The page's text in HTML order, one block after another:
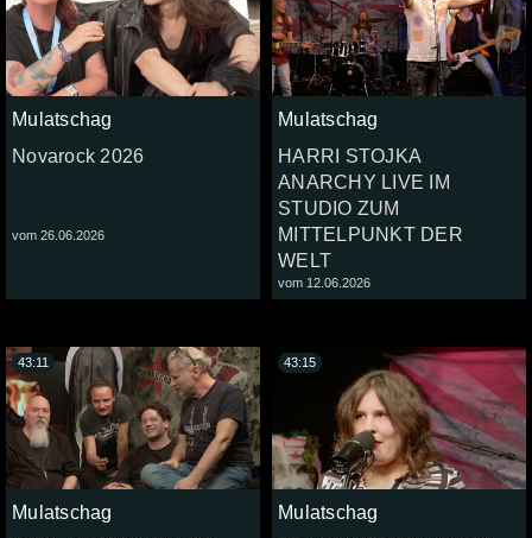
Mulatschag
Novarock 2026
vom 26.06.2026
Mulatschag
HARRI STOJKA
ANARCHY LIVE IM
STUDIO ZUM
MITTELPUNKT DER
WELT
vom 12.06.2026
Mulatschag
43:11
Mulatschag
43:15